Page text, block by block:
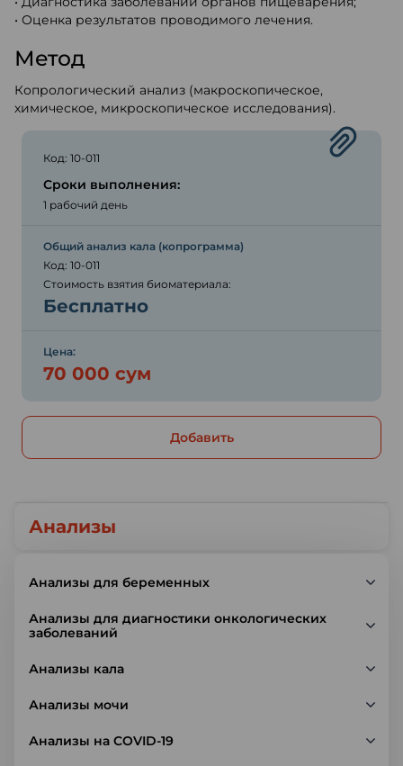
Анализы
Анализы для беременных
Анализы для диагностики онкологических
заболеваний
Анализы кала
Анализы мочи
Анализы на COVID-19
• Оценка результатов проводимого лечения.
Метод
Копрологический анализ (макроскопическое,
химическое, микроскопическое исследования).
Код: 10-011
Сроки выполнения:
1 рабочий день
Общий анализ кала (копрограмма)
Код: 10-011
Стоимость взятия биоматериала:
Бесплатно
Цена:
70 000 сум
Добавить